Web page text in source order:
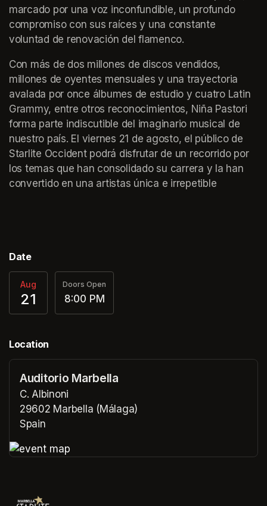
marcado por una voz inconfundible, un profundo
compromiso con sus raíces y una constante
voluntad de renovación del flamenco.
Con más de dos millones de discos vendidos,
millones de oyentes mensuales y una trayectoria
avalada por once álbumes de estudio y cuatro Latin
Grammy, entre otros reconocimientos, Niña Pastori
forma parte indiscutible del imaginario musical de
nuestro país. El viernes 21 de agosto, el público de
Starlite Occident podrá disfrutar de un recorrido por
los temas que han consolidado su carrera y la han
convertido en una artistas única e irrepetible
Date
Aug
21
Doors Open
8:00 PM
Location
Auditorio Marbella
C. Albinoni
29602 Marbella (Málaga)
Spain